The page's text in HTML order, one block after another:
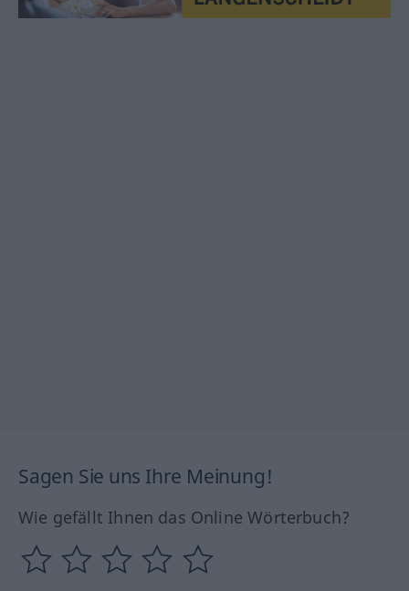
Sagen Sie uns Ihre Meinung!
Wie gefällt Ihnen das Online Wörterbuch?